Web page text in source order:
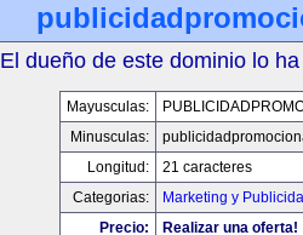
El dueño de este dominio lo
Mayusculas:
Minusculas:
Longitud:
21 caracteres
Categorias:
Marketing y
Precio:
Realizar una oferta!